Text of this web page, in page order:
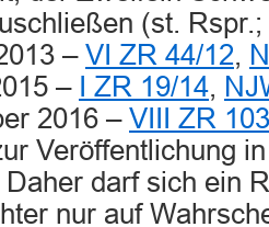
(st.
– VI ZR 44/12,
–
I ZR 19/14,
2016 – VIII ZR
Veröffentlichung
darf sich ein
nur auf